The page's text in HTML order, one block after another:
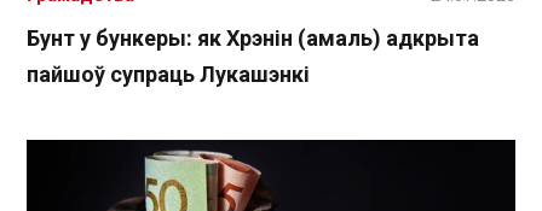
Бунт у бункеры: як Хрэнін (амаль) адкрыта
пайшоў супраць Лукашэнкі